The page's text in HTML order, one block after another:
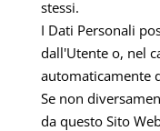
stessi.
I Dati Personali
dall'Utente o, nel
automaticamente
Se non
da questo Sito